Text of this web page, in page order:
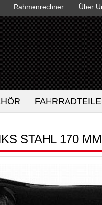
Rahmenrechner Über
FAHRRADTEILE
STAHL 170